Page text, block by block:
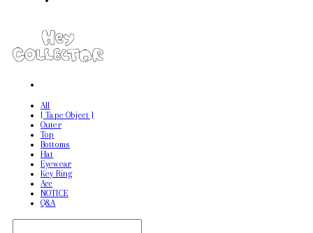
All
[ Tape Object ]
Outer
Top
Bottoms
Hat
Eyewear
Key Ring
Acc
NOTICE
Q&A